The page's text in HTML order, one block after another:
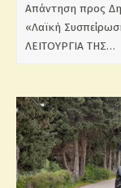
Απάντηση προς
«Λαϊκή
ΛΕΙΤΟΥΡΓΙΑ ΤΗΣ…